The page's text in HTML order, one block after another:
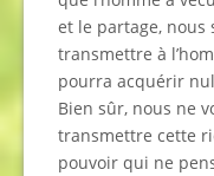
et le partage, nous
transmettre à
pourra acquérir
Bien sûr, nous ne
transmettre cette
pouvoir qui ne